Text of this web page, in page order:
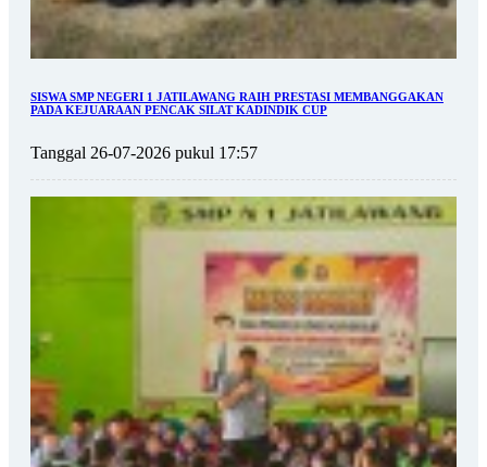
SISWA SMP NEGERI 1 JATILAWANG RAIH PRESTASI MEMBANGGAKAN
PADA KEJUARAAN PENCAK SILAT KADINDIK CUP
Tanggal 26-07-2026 pukul 17:57